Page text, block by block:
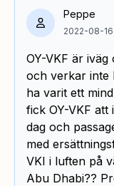
Peppe
2022-08-
OY-VKF är
och verkar inte
ha varit ett
fick OY-VKF
dag och
med
VKI i luften på
Abu Dhabi??